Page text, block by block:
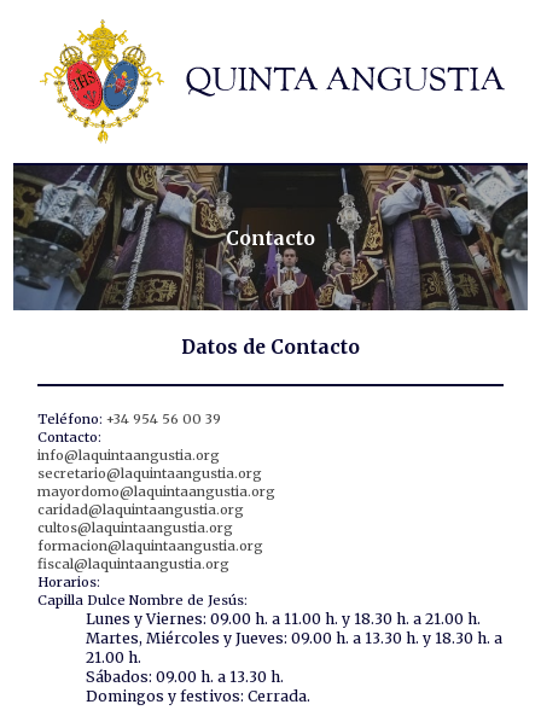
Hermandad
Titulares
Historia y patrimonio
Noticias
Contacto
Formularios
Contacto
Datos de Contacto
Teléfono: +34 954 56 00 39
Contacto:
info@laquintaangustia.org
secretario@laquintaangustia.org
mayordomo@laquintaangustia.org
caridad@laquintaangustia.org
cultos@laquintaangustia.org
formacion@laquintaangustia.org
fiscal@laquintaangustia.org
Horarios:
Capilla Dulce Nombre de Jesús:
Lunes y Viernes: 09.00 h. a 11.00 h. y 18.30 h. a 21.00 h.
Martes, Miércoles y Jueves: 09.00 h. a 13.30 h. y 18.30 h. a
21.00 h.
Sábados: 09.00 h. a 13.30 h.
Domingos y festivos: Cerrada.